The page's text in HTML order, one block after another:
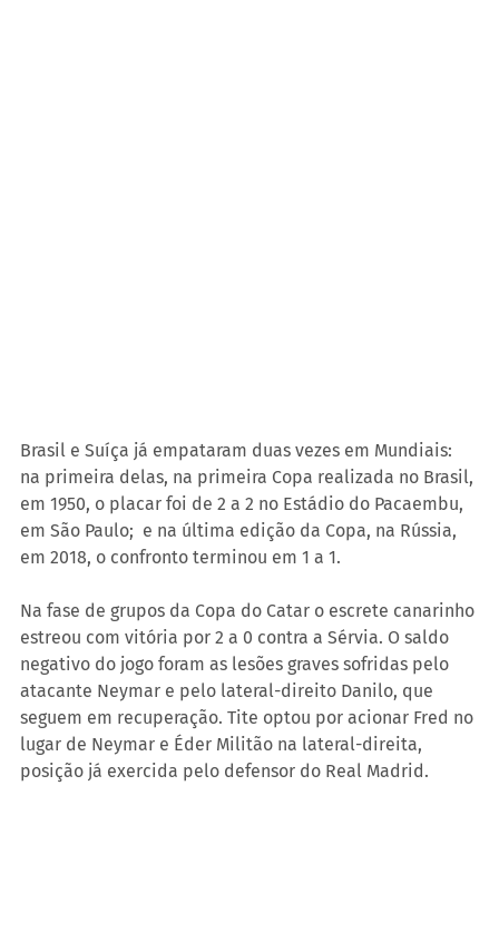
Brasil e Suíça já empataram duas vezes em Mundiais:
na primeira delas, na primeira Copa realizada no Brasil,
em 1950, o placar foi de 2 a 2 no Estádio do Pacaembu,
em São Paulo;  e na última edição da Copa, na Rússia,
em 2018, o confronto terminou em 1 a 1.
Na fase de grupos da Copa do Catar o escrete canarinho
estreou com vitória por 2 a 0 contra a Sérvia. O saldo
negativo do jogo foram as lesões graves sofridas pelo
atacante Neymar e pelo lateral-direito Danilo, que
seguem em recuperação. Tite optou por acionar Fred no
lugar de Neymar e Éder Militão na lateral-direita,
posição já exercida pelo defensor do Real Madrid.